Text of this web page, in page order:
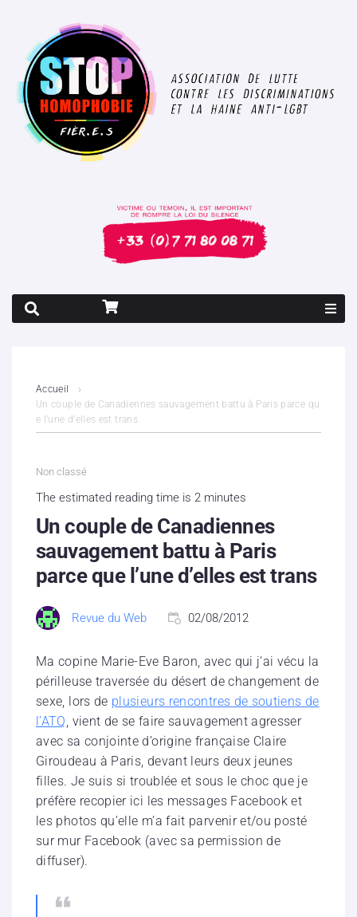
Contenus litigieux
Boutique
Contacts
Hébergement solidaire
Accueil
Un couple de Canadiennes sauvagement battu à Paris parce qu
e l’une d’elles est trans
Non classé
The estimated reading time is 2 minutes
Un couple de Canadiennes
sauvagement battu à Paris
parce que l’une d’elles est trans
Revue du Web 02/08/2012
Ma copine Marie-Eve Baron, avec qui j’ai vécu la
périlleuse traversée du désert de changement de
sexe, lors de plusieurs rencontres de soutiens de
l’ATQ, vient de se faire sauvagement agresser
avec sa conjointe d’origine française Claire
Giroudeau à Paris, devant leurs deux jeunes
filles. Je suis si troublée et sous le choc que je
préfère recopier ici les messages Facebook et
les photos qu’elle m’a fait parvenir et/ou posté
sur mur Facebook (avec sa permission de
diffuser).